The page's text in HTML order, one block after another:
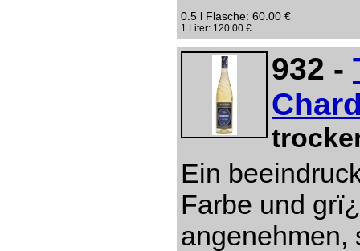
0.5 l Flasche: 60.00 €
1 Liter: 120.00 €
932 -
Ein
Farbe und
angenehmen,